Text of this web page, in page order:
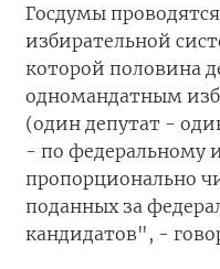
Госдумы
избирательной
которой половина
одномандатным
(один депутат -
- по федеральному
пропорционально
поданных за
кандидатов", -